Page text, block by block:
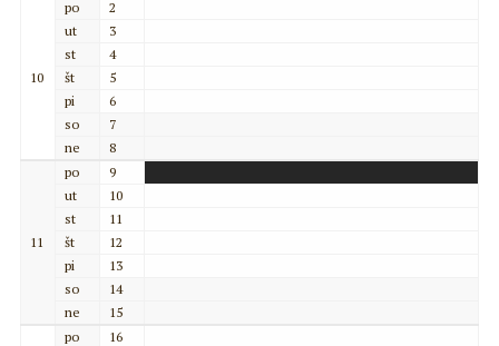
10
po
2
ut
3
st
4
št
5
pi
6
so
7
ne
8
11
po
9
ut
10
st
11
št
12
pi
13
so
14
ne
15
po
16